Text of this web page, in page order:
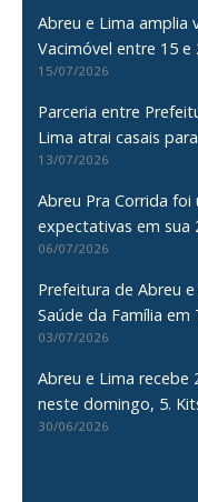
Abreu e Lima amplia
Vacimóvel entre 15 e
15/07/2026
Parceria entre
Lima atrai casais
13/07/2026
Abreu Pra Corrida foi
expectativas em sua
06/07/2026
Prefeitura de Abreu
Saúde da Família em
03/07/2026
Abreu e Lima recebe
neste domingo, 5.
30/06/2026